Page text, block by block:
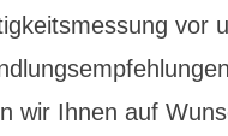
vor
wir Ihnen auf